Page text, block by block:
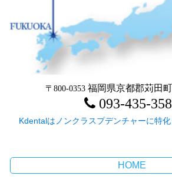
〒800-0353 福岡県京都郡苅田
093-435-
Kdentalはノンクラスプデンチャーに特
HOME